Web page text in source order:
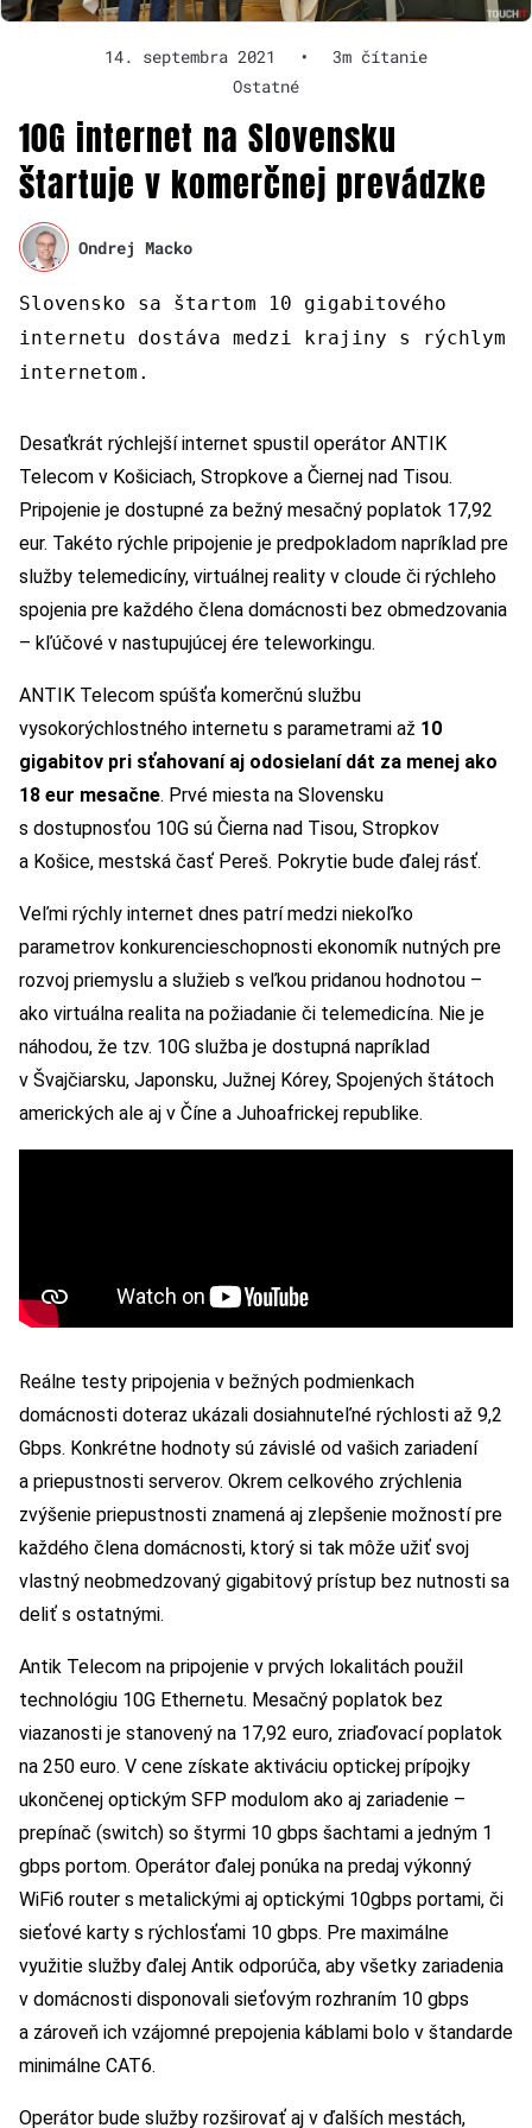
14. septembra 2021 •
3m čítanie
Ostatné
10G internet na Slovensku
štartuje v komerčnej prevádzke
Ondrej Macko
Slovensko sa štartom 10 gigabitového
internetu dostáva medzi krajiny s rýchlym
internetom.
Desaťkrát rýchlejší internet spustil operátor ANTIK
Telecom v Košiciach, Stropkove a Čiernej nad Tisou.
Pripojenie je dostupné za bežný mesačný poplatok 17,92
eur. Takéto rýchle pripojenie je predpokladom napríklad pre
služby telemedicíny, virtuálnej reality v cloude či rýchleho
spojenia pre každého člena domácnosti bez obmedzovania
– kľúčové v nastupujúcej ére teleworkingu.
ANTIK Telecom spúšťa komerčnú službu
vysokorýchlostného internetu s parametrami až 10
gigabitov pri sťahovaní aj odosielaní dát za menej ako
18 eur mesačne. Prvé miesta na Slovensku
s dostupnosťou 10G sú Čierna nad Tisou, Stropkov
a Košice, mestská časť Pereš. Pokrytie bude ďalej rásť.
Veľmi rýchly internet dnes patrí medzi niekoľko
parametrov konkurencieschopnosti ekonomík nutných pre
rozvoj priemyslu a služieb s veľkou pridanou hodnotou –
ako virtuálna realita na požiadanie či telemedicína. Nie je
náhodou, že tzv. 10G služba je dostupná napríklad
v Švajčiarsku, Japonsku, Južnej Kórey, Spojených štátoch
amerických ale aj v Číne a Juhoafrickej republike.
Reálne testy pripojenia v bežných podmienkach
domácnosti doteraz ukázali dosiahnuteľné rýchlosti až 9,2
Gbps. Konkrétne hodnoty sú závislé od vašich zariadení
a priepustnosti serverov. Okrem celkového zrýchlenia
zvýšenie priepustnosti znamená aj zlepšenie možností pre
každého člena domácnosti, ktorý si tak môže užiť svoj
vlastný neobmedzovaný gigabitový prístup bez nutnosti sa
deliť s ostatnými.
Antik Telecom na pripojenie v prvých lokalitách použil
technológiu 10G Ethernetu. Mesačný poplatok bez
viazanosti je stanovený na 17,92 euro, zriaďovací poplatok
na 250 euro. V cene získate aktiváciu optickej prípojky
ukončenej optickým SFP modulom ako aj zariadenie –
prepínač (switch) so štyrmi 10 gbps šachtami a jedným 1
gbps portom. Operátor ďalej ponúka na predaj výkonný
WiFi6 router s metalickými aj optickými 10gbps portami, či
sieťové karty s rýchlosťami 10 gbps. Pre maximálne
využitie služby ďalej Antik odporúča, aby všetky zariadenia
v domácnosti disponovali sieťovým rozhraním 10 gbps
a zároveň ich vzájomné prepojenia káblami bolo v štandarde
minimálne CAT6.
Operátor bude služby rozširovať aj v ďalších mestách,